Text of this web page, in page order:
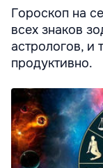
Гороскоп на
всех знаков
астрологов, и
продуктивно.